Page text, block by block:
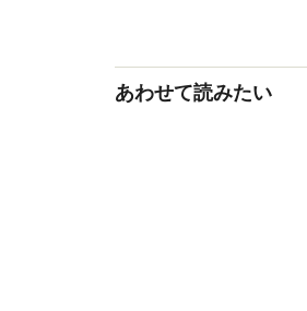
あわせて読みたい